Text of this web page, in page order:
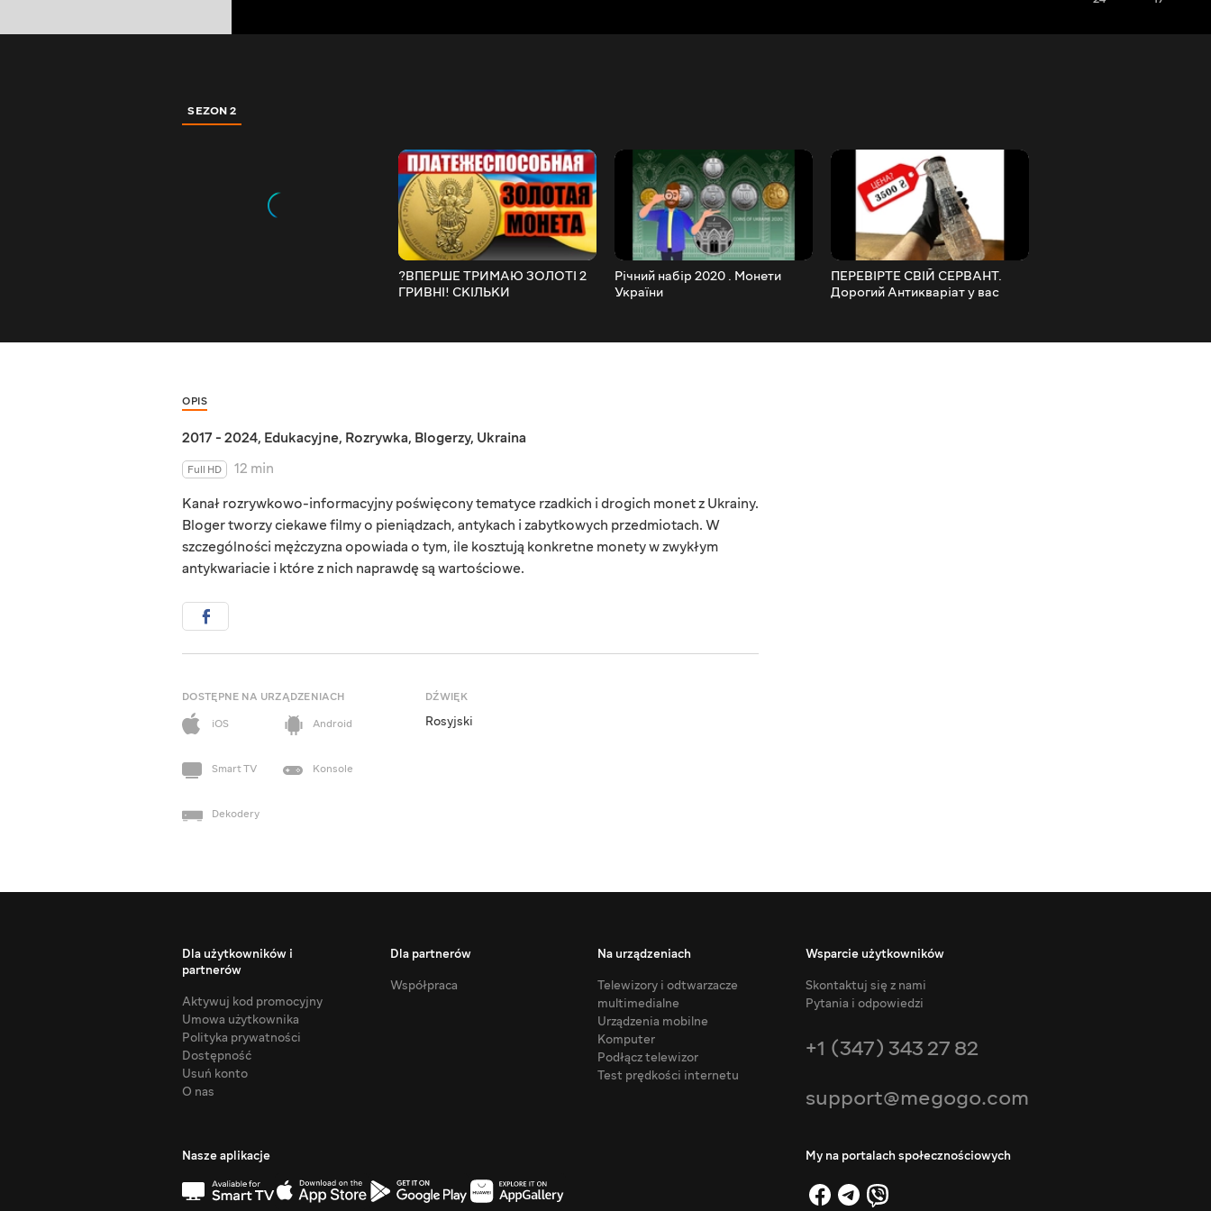
SEZON 2
?ВПЕРШЕ ТРИМАЮ ЗОЛОТІ 2
ГРИВНІ! СКІЛЬКИ
Річний набір 2020 . Монети
України
ПЕРЕВІРТЕ СВІЙ СЕРВАНТ.
Дорогий Антикваріат у вас
OPIS
2017 - 2024, Edukacyjne, Rozrywka, Blogerzy, Ukraina
Full HD
12 min
Kanał rozrywkowo-informacyjny poświęcony tematyce rzadkich i drogich monet z Ukrainy.
Bloger tworzy ciekawe filmy o pieniądzach, antykach i zabytkowych przedmiotach. W
szczególności mężczyzna opowiada o tym, ile kosztują konkretne monety w zwykłym
antykwariacie i które z nich naprawdę są wartościowe.
DOSTĘPNE NA URZĄDZENIACH
iOS
Android
Smart TV Konsole
Dekodery
DŹWIĘK
Rosyjski
Dla użytkowników i
partnerów
Aktywuj kod promocyjny
Umowa użytkownika
Polityka prywatności
Dostępność
Usuń konto
O nas
Dla partnerów
Współpraca
Na urządzeniach
Telewizory i odtwarzacze
multimedialne
Urządzenia mobilne
Komputer
Podłącz telewizor
Test prędkości internetu
Wsparcie użytkowników
Skontaktuj się z nami
Pytania i odpowiedzi
+1 (347) 343 27 82
support@megogo.com
Nasze aplikacje My na portalach społecznościowych